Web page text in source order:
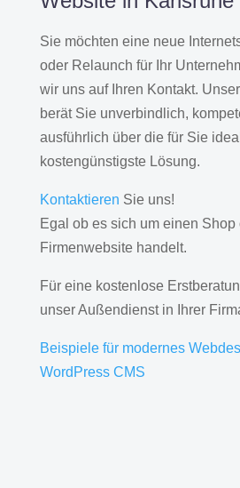
Sie möchten eine neue
oder Relaunch für Ihr
wir uns auf Ihren Kontakt.
berät Sie unverbindlich,
ausführlich über die für Sie
kostengünstigste Lösung.
Kontaktieren Sie uns!
Egal ob es sich um einen Shop
Firmenwebsite handelt.
Für eine kostenlose
unser Außendienst in Ihrer
Beispiele für modernes
WordPress CMS